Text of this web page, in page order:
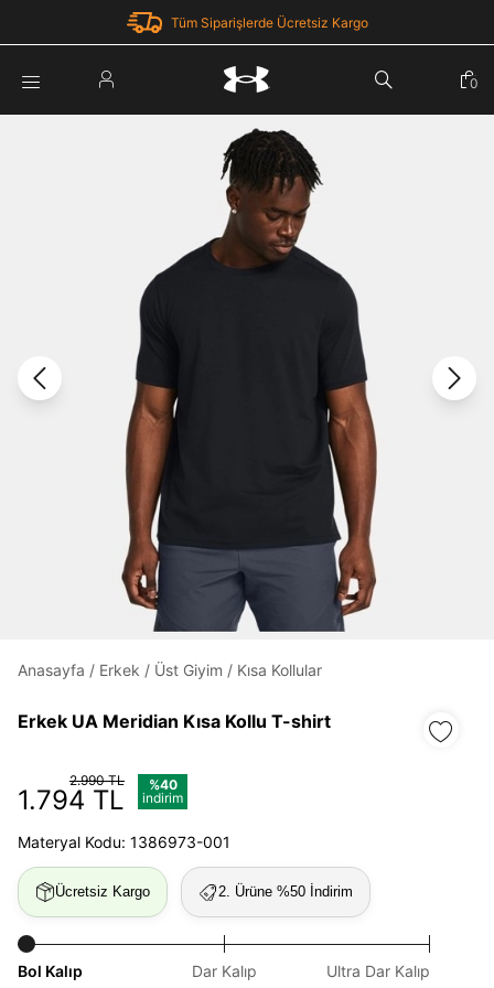
Tüm Siparişlerde Ücretsiz Kargo
Şifremi Unuttum
Under Armour'da yeni misiniz? Kayıt Ol
0
Anasayfa / Erkek / Üst Giyim / Kısa Kollular
Erkek UA Meridian Kısa Kollu T-shirt
2.990 TL
1.794 TL
%40
indirim
Materyal Kodu: 1386973-001
Ücretsiz Kargo 2. Ürüne %50 İndirim
Bol Kalıp Dar Kalıp Ultra Dar Kalıp
Parola Yenileme
Parolayı Yenile
Zaten hesabın var mı? Giriş yap
Daha hızlı ödeme. Hızlı sipariş takibi.
Şifre
göster